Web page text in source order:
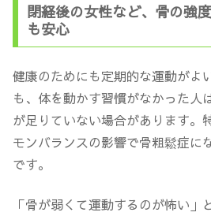
閉経後の女性など、骨の強
も安心
健康のためにも定期的な運動がよ
も、体を動かす習慣がなかった人
が足りていない場合があります。
モンバランスの影響で骨粗鬆症に
です。
「骨が弱くて運動するのが怖い」